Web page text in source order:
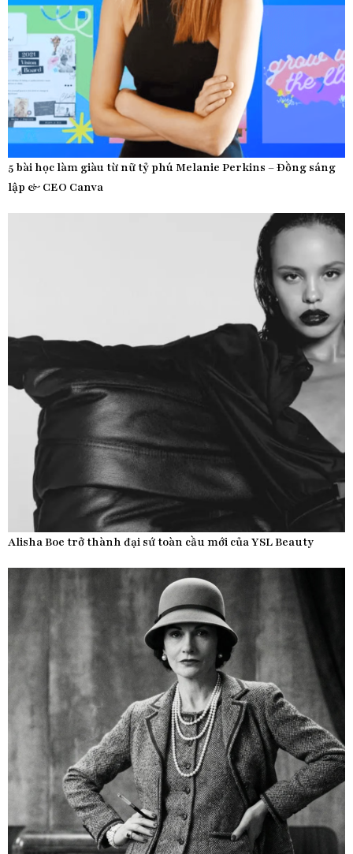
5 bài học làm giàu từ nữ tỷ phú Melanie Perkins – Đồng sáng
lập & CEO Canva
Alisha Boe trở thành đại sứ toàn cầu mới của YSL Beauty